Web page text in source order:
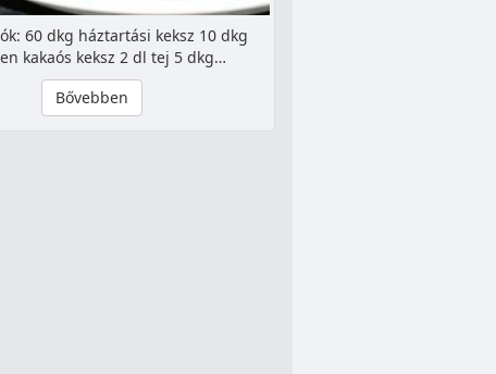
60 dkg háztartási keksz 10 dkg
kakaós keksz 2 dl tej 5 dkg…
Bővebben